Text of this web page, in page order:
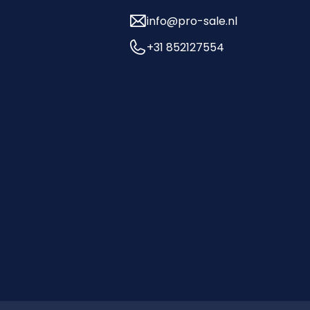
info@pro-sale.nl
+31 852127554